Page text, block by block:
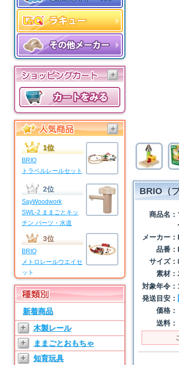
+
+
1位
BRIO
トラベルレールセット
2位
SayWoodwork
SWL-2 ままごとキッ
チン パーツ・水道
3位
BRIO
メトロレールウエイセ
ット
4位
BRIO
マイファーストビギナ
ーセット
5位
SayWoodwork
SWL-T ままごとキッ
新着商品
+ 木製レール
+ ままごとおもちゃ
+ 知育玩具
BRIO（
商品名：
メーカー：
品番：
サイズ：
素材：
対象年令：
発送目安：
価格：
送料：